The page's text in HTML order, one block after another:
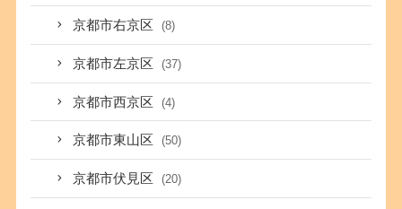
京都市右京区 (8)
京都市左京区 (37)
京都市西京区 (4)
京都市東山区 (50)
京都市伏見区 (20)